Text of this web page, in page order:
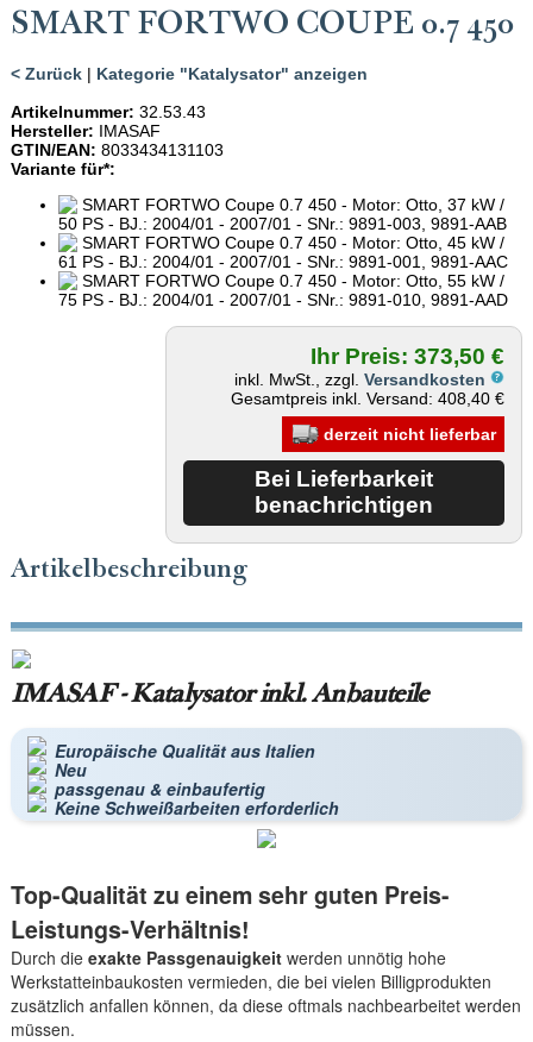
SMART FORTWO COUPE 0.7 450
< Zurück| Kategorie "Katalysator" anzeigen
Artikelnummer: 32.53.43
Hersteller: IMASAF
GTIN/EAN: 8033434131103
Variante für*:
SMART FORTWO Coupe 0.7 450 - Motor: Otto, 37 kW /
50 PS - BJ.: 2004/01 - 2007/01 - SNr.: 9891-003, 9891-AAB
SMART FORTWO Coupe 0.7 450 - Motor: Otto, 45 kW /
61 PS - BJ.: 2004/01 - 2007/01 - SNr.: 9891-001, 9891-AAC
SMART FORTWO Coupe 0.7 450 - Motor: Otto, 55 kW /
75 PS - BJ.: 2004/01 - 2007/01 - SNr.: 9891-010, 9891-AAD
Ihr Preis: 373,50 €
inkl. MwSt., zzgl.Versandkosten
Gesamtpreis inkl. Versand: 408,40 €
derzeit nicht lieferbar
Artikelbeschreibung
IMASAF - Katalysator inkl. Anbauteile
Europäische Qualität aus Italien
Neu
passgenau & einbaufertig
Keine Schweißarbeiten erforderlich
Top-Qualität zu einem sehr guten Preis-
Leistungs-Verhältnis!
Durch dieexakte Passgenauigkeitwerden unnötig hohe
Werkstatteinbaukosten vermieden, die bei vielen Billigprodukten
zusätzlich anfallen können, da diese oftmals nachbearbeitet werden
müssen.